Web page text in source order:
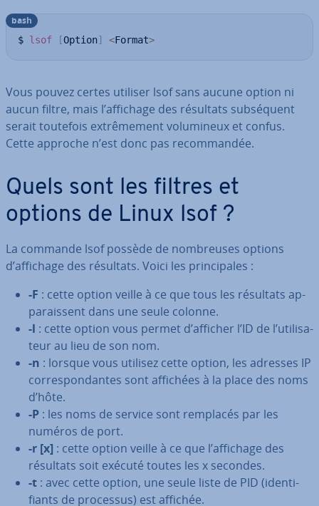
$ lsof [Option] <Format>
bash
Vous pouvez certes utiliser lsof sans aucune option ni
aucun filtre, mais l’affichage des résultats sub­sé­quent
serait toutefois ex­trê­me­ment vo­lu­mi­neux et confus.
Cette approche n’est donc pas re­com­man­dée.
Quels sont les filtres et
options de Linux lsof ?
La commande lsof possède de nom­breuses options
d’affichage des résultats. Voici les prin­ci­pales :
-F : cette option veille à ce que tous les résultats ap­
pa­rais­sent dans une seule colonne.
-l : cette option vous permet d’afficher l’ID de l’uti­li­sa­
teur au lieu de son nom.
-n : lorsque vous utilisez cette option, les adresses IP
cor­res­pon­dantes sont affichées à la place des noms
d’hôte.
-P : les noms de service sont remplacés par les
numéros de port.
-r [x] : cette option veille à ce que l’affichage des
résultats soit exécuté toutes les x secondes.
-t : avec cette option, une seule liste de PID (iden­ti­
fiants de processus) est affichée.